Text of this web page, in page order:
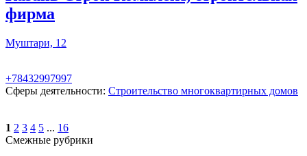
фирма
Муштари, 12
+78432997997
Сферы деятельности: Строительство многоквартирных домов
1 2 3 4 5 ... 16
Смежные рубрики